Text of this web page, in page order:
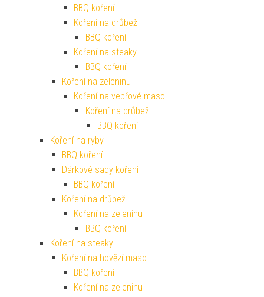
BBQ koření
Koření na drůbež
BBQ koření
Koření na steaky
BBQ koření
Koření na zeleninu
Koření na vepřové maso
Koření na drůbež
BBQ koření
Koření na ryby
BBQ koření
Dárkové sady koření
BBQ koření
Koření na drůbež
Koření na zeleninu
BBQ koření
Koření na steaky
Koření na hovězí maso
BBQ koření
Koření na zeleninu